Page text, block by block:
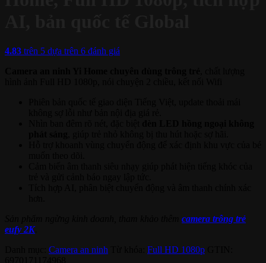
4.83 trên 5 dựa trên 6 đánh giá
camera trông trẻ
eufy 2K.
Camera an ninh Full HD 1080p